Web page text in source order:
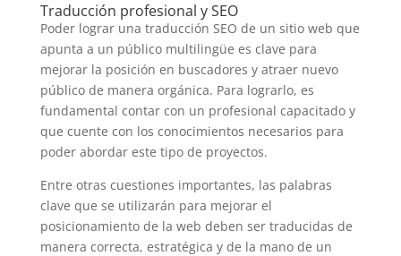
Traducción profesional y SEO
Poder lograr una traducción SEO de un sitio web que
apunta a un público multilingüe es clave para
mejorar la posición en buscadores y atraer nuevo
público de manera orgánica. Para lograrlo, es
fundamental contar con un profesional capacitado y
que cuente con los conocimientos necesarios para
poder abordar este tipo de proyectos.
Entre otras cuestiones importantes, las palabras
clave que se utilizarán para mejorar el
posicionamiento de la web deben ser traducidas de
manera correcta, estratégica y de la mano de un